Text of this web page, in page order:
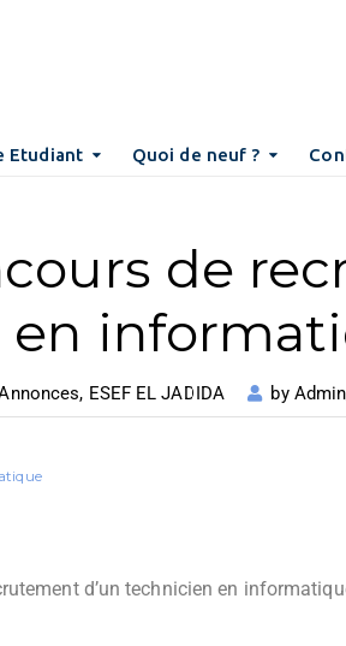
Etudiant Quoi de neuf ?
de
, ESEF EL JADIDA by
d’un technicien en